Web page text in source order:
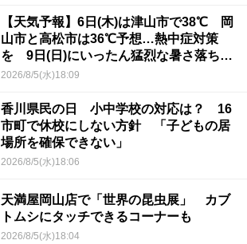
【天気予報】6日(木)は津山市で38℃ 岡
山市と高松市は36℃予想…熱中症対策
を 9日(日)にいったん猛烈な暑さ落ち着
くか
2026/8/5(水)18:09
香川県民の日 小中学校の対応は？ 16
市町で休校にしない方針 「子どもの居
場所を確保できない」
2026/8/5(水)18:06
天満屋岡山店で「世界の昆虫展」 カブ
トムシにタッチできるコーナーも
2026/8/5(水)18:04